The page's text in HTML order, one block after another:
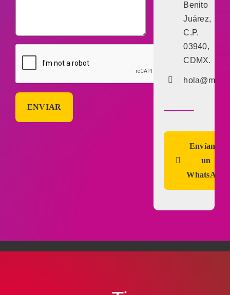
Benito
Juárez,
C.P.
03940,
CDMX.
Envíanos
un
WhatsApp